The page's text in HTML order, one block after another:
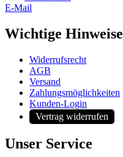
E-Mail
Wichtige Hinweise
Widerrufsrecht
AGB
Versand
Zahlungsmöglichkeiten
Kunden-Login
Vertrag widerrufen
Unser Service